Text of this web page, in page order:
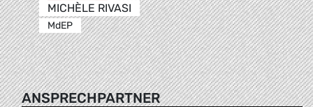
MICHÈLE RIVASI
MdEP
ANSPRECHPARTNER